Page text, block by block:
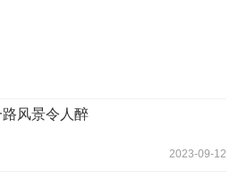
路风景令人醉
2023-09-12